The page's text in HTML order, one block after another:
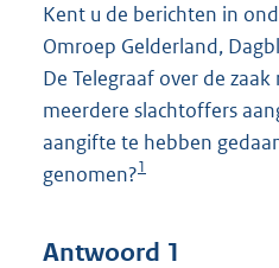
Kent u de berichten in
Omroep Gelderland,
De Telegraaf over de
meerdere slachtoffers
aangifte te hebben
genomen?1
Antwoord 1